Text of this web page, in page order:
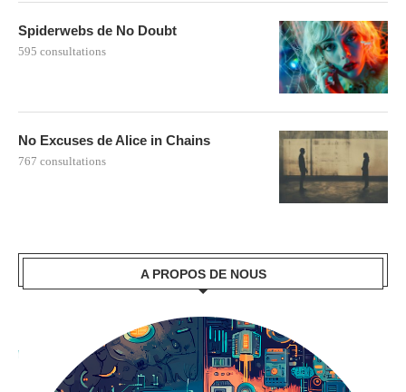
Spiderwebs de No Doubt
595 consultations
No Excuses de Alice in Chains
767 consultations
A PROPOS DE NOUS